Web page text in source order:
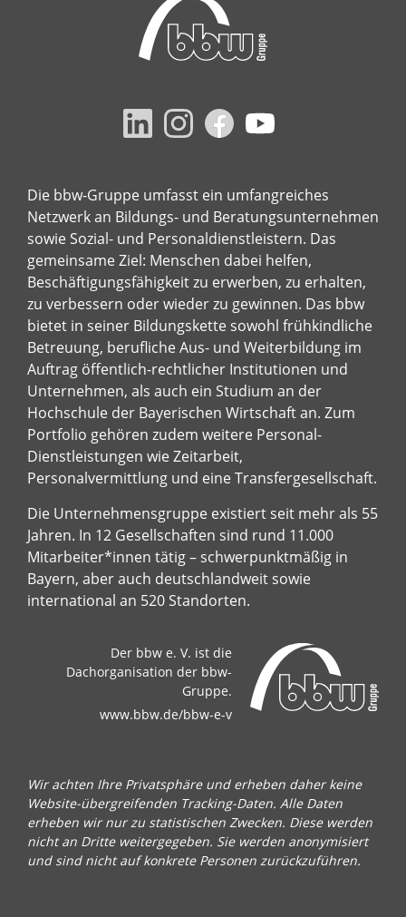
Die bbw-Gruppe umfasst ein umfangreiches
Netzwerk an Bildungs- und Beratungsunternehmen
sowie Sozial- und Personaldienstleistern. Das
gemeinsame Ziel: Menschen dabei helfen,
Beschäftigungsfähigkeit zu erwerben, zu erhalten,
zu verbessern oder wieder zu gewinnen. Das bbw
bietet in seiner Bildungskette sowohl frühkindliche
Betreuung, berufliche Aus- und Weiterbildung im
Auftrag öffentlich-rechtlicher Institutionen und
Unternehmen, als auch ein Studium an der
Hochschule der Bayerischen Wirtschaft an. Zum
Portfolio gehören zudem weitere Personal-
Dienstleistungen wie Zeitarbeit,
Personalvermittlung und eine Transfergesellschaft.
Die Unternehmensgruppe existiert seit mehr als 55
Jahren. In 12 Gesellschaften sind rund 11.000
Mitarbeiter*innen tätig – schwerpunktmäßig in
Bayern, aber auch deutschlandweit sowie
international an 520 Standorten.
Der bbw e. V. ist die
Dachorganisation der bbw-
Gruppe.
www.bbw.de/bbw-e-v
Wir achten Ihre Privatsphäre und erheben daher keine
Website-übergreifenden Tracking-Daten. Alle Daten
erheben wir nur zu statistischen Zwecken. Diese werden
nicht an Dritte weitergegeben. Sie werden anonymisiert
und sind nicht auf konkrete Personen zurückzuführen.